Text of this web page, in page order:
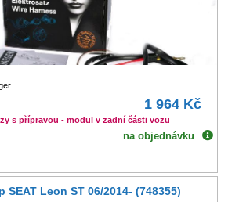
1 964 Kč
s přípravou - modul v zadní části vozu
na objednávku
SEAT Leon ST 06/2014- (748355)